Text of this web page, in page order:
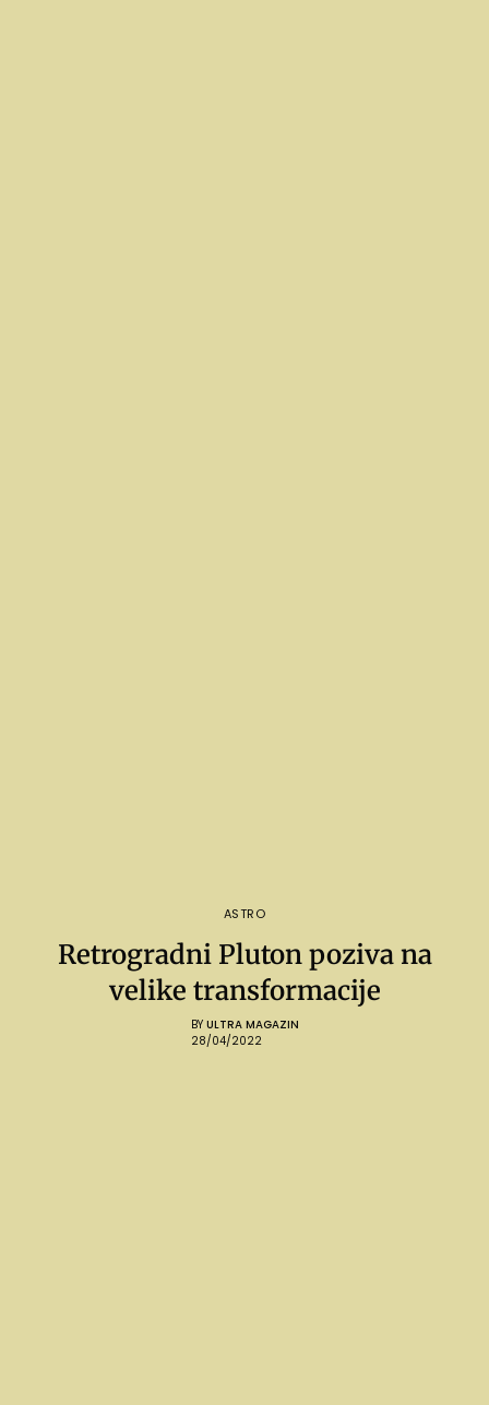
ASTRO
Retrogradni Pluton poziva na
velike transformacije
BY ULTRA MAGAZIN
28/04/2022